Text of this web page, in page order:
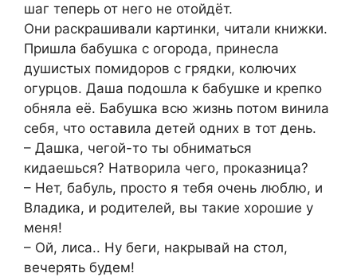
шаг теперь от него не отойдёт.
Они раскрашивали картинки, читали книжки.
Пришла бабушка с огорода, принесла
душистых помидоров с грядки, колючих
огурцов. Даша подошла к бабушке и крепко
обняла её. Бабушка всю жизнь потом винила
себя, что оставила детей одних в тот день.
– Дашка, чегой-то ты обниматься
кидаешься? Натворила чего, проказница?
– Нет, бабуль, просто я тебя очень люблю, и
Владика, и родителей, вы такие хорошие у
меня!
– Ой, лиса.. Ну беги, накрывай на стол,
вечерять будем!